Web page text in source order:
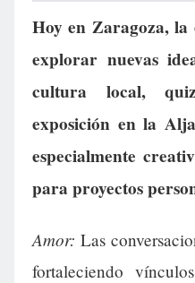
Hoy en Zaragoza,
explorar nuevas
cultura local,
exposición en la
especialmente
para proyectos
Amor: Las
fortaleciendo